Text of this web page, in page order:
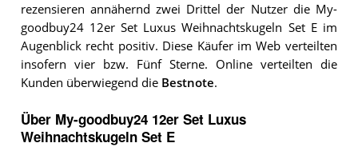
rezensieren annähernd zwei Drittel der Nutzer die My-
goodbuy24 12er Set Luxus Weihnachtskugeln Set E im
Augenblick recht positiv. Diese Käufer im Web verteilten
insofern vier bzw. Fünf Sterne. Online verteilten die
Kunden überwiegend die Bestnote.
Über My-goodbuy24 12er Set Luxus
Weihnachtskugeln Set E